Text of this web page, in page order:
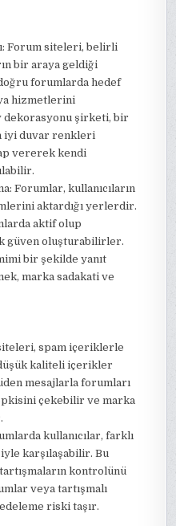
Forum siteleri, belirli
bir araya geldiği
forumlarda hedef
hizmetlerini
dekorasyonu şirketi, bir
iyi duvar renkleri
vererek kendi
Forumlar, kullanıcıların
aktardığı yerlerdir.
aktif olup
güven oluşturabilirler.
bir şekilde yanıt
marka sadakati ve
spam içeriklerle
kaliteli içerikler
mesajlarla forumları
çekebilir ve marka
kullanıcılar, farklı
karşılaşabilir. Bu
kontrolünü
veya tartışmalı
riski taşır.